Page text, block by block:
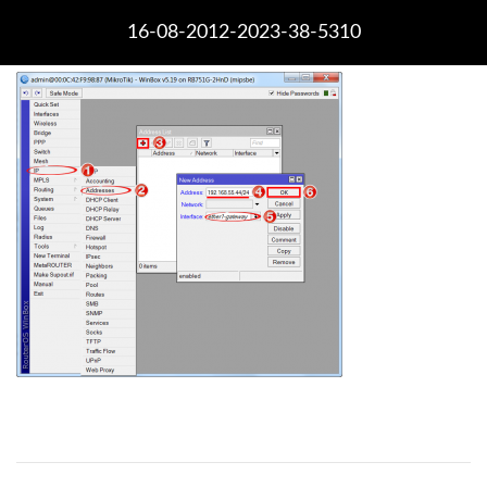
16-08-2012-2023-38-5310